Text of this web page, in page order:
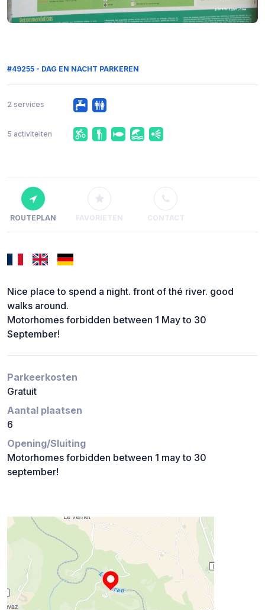
#49255 - DAG EN NACHT PARKEREN
2 services
5 activiteiten
ROUTEPLAN FAVORIETEN CONTACT
Nice place to spend a night. front of thé river. good
walks around.
Motorhomes forbidden between 1 May to 30
September!
Parkeerkosten
Gratuit
Aantal plaatsen
6
Opening/Sluiting
Motorhomes forbidden between 1 may to 30
september!